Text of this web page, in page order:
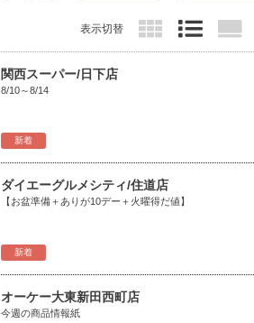
表示切替
新着
関西スーパー/日下店
8/10～8/14
新着
ダイエーグルメシティ/住道店
【お盆準備＋ありが10デー＋火曜得だ値】
オーケー大東新田西町店
今週の商品情報紙